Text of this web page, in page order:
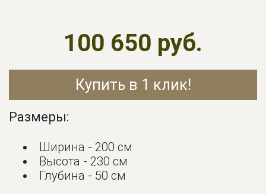
Купить в 1 клик!
100 650 руб.
Размеры:
Ширина - 200 см
Высота - 230 см
Глубина - 50 см